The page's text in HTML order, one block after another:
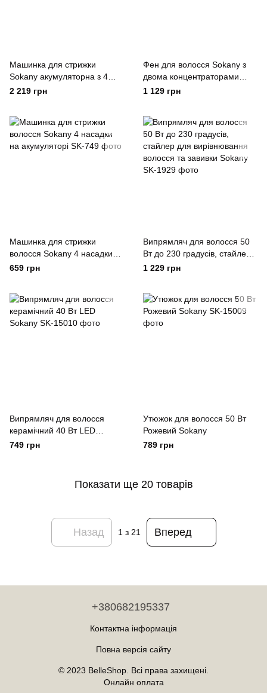
Машинка для стрижки
Sokany акумуляторна з 4
насадками та USB золото
2 219 грн
Фен для волосся Sokany з
двома концентраторами
зелений SK-14009
1 129 грн
Машинка для стрижки
волосся Sokany 4 насадки
на акумуляторі
659 грн
Випрямляч для волосся 50
Вт до 230 градусів, стайлер
для вирівнювання волосся
1 229 грн
Випрямляч для волосся
керамічний 40 Вт LED
Sokany
749 грн
Утюжок для волосся 50 Вт
Рожевий Sokany
789 грн
Показати ще 20 товарів
Назад 1з 21 Вперед
+380682195337
Контактна інформація
Повна версія сайту
© 2023 BelleShop. Всі права захищені.
Онлайн оплата